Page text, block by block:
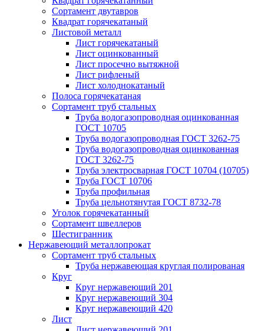
Сортамент двутавров
Квадрат горячекатаный
Листовой металл
Лист горячекатаный
Лист оцинкованный
Лист просечно вытяжной
Лист рифленый
Лист холоднокатаный
Полоса горячекатаная
Сортамент труб стальных
Труба водогазопроводная оцинкованная
ГОСТ 10705
Труба водогазопроводная ГОСТ 3262-75
Труба водогазопроводная оцинкованная
ГОСТ 3262-75
Труба электросварная ГОСТ 10704 (10705)
Труба ГОСТ 10706
Труба профильная
Труба цельнотянутая ГОСТ 8732-78
Уголок горячекатанный
Сортамент швеллеров
Шестигранник
Нержавеющий металлопрокат
Сортамент труб стальных
Труба нержавеющая круглая полированая
Круг
Круг нержавеющий 201
Круг нержавеющий 304
Круг нержавеющий 420
Лист